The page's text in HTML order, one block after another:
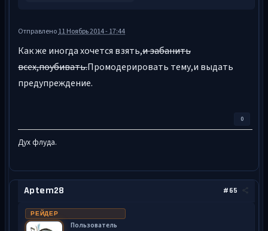
Отправлено11 Ноябрь 2014 - 17:44
Как же иногда хочется взять,и забанить
всех,поубивать.Промодерировать тему,и выдать
предупреждение.
0
Дух флуда.
#65
Aptem28
РЕЙДЕР
Пользователь